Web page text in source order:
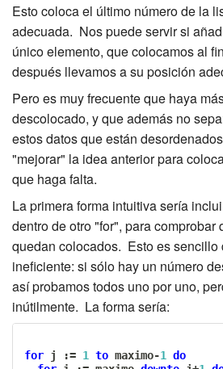
Esto coloca el último número de la
adecuada. Nos puede servir si
único elemento, que colocamos al
después llevamos a su posición
Pero es muy frecuente que haya
descolocado, y que además no
estos datos que están
"mejorar" la idea anterior para
que haga falta.
La primera forma intuitiva sería
dentro de otro "for", para comprobar
quedan colocados. Esto es sencillo
ineficiente: si sólo hay un número
así probamos todos uno por uno,
inútilmente. La forma sería:
for j := 1 to maximo-1
do